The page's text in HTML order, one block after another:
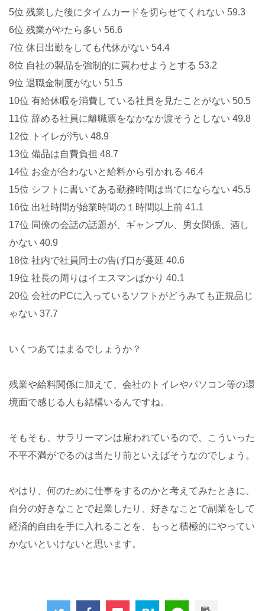
5位 残業した後にタイムカードを切らせてくれない 59.3
6位 残業がやたら多い 56.6
7位 休日出勤をしても代休がない 54.4
8位 自社の製品を強制的に買わせようとする 53.2
9位 退職金制度がない 51.5
10位 有給休暇を消費している社員を見たことがない 50.5
11位 辞める社員に離職票をなかなか渡そうとしない 49.8
12位 トイレが汚い 48.9
13位 備品は自費負担 48.7
14位 お金が合わないと給料から引かれる 46.4
15位 シフトに書いてある勤務時間は当てにならない 45.5
16位 出社時間が始業時間の１時間以上前 41.1
17位 同僚の会話の話題が、ギャンブル、男女関係、酒し
かない 40.9
18位 社内で社員同士の告げ口が蔓延 40.6
19位 社長の周りはイエスマンばかり 40.1
20位 会社のPCに入っているソフトがどうみても正規品じ
ゃない 37.7
いくつあてはまるでしょうか？
残業や給料関係に加えて、会社のトイレやパソコン等の環
境面で感じる人も結構いるんですね。
そもそも、サラリーマンは雇われているので、こういった
不平不満がでるのは当たり前といえばそうなのでしょう。
やはり、何のために仕事をするのかと考えてみたときに、
自分の好きなことで起業したり、好きなことで副業をして
経済的自由を手に入れることを、もっと積極的にやってい
かないといけないと思います。